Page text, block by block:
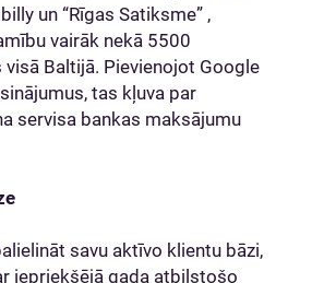
un “Rīgas Satiksme” ,
vairāk nekā 5500
Baltijā. Pievienojot Google
tas kļuva par
servisa bankas maksājumu
savu aktīvo klientu bāzi,
iepriekšējā gada atbilstošo